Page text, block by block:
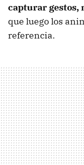
capturar gestos,
que luego los
referencia.